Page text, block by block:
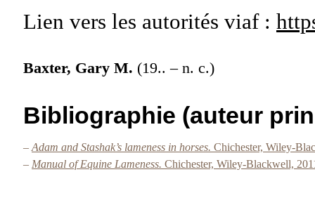
Lien vers les autorités viaf :
Baxter, Gary M. (19.. – n. c.)
Bibliographie (auteur
– Adam and Stashak’s lameness in horses. Chichester, Wiley-
– Manual of Equine Lameness. Chichester, Wiley-Blackwell,